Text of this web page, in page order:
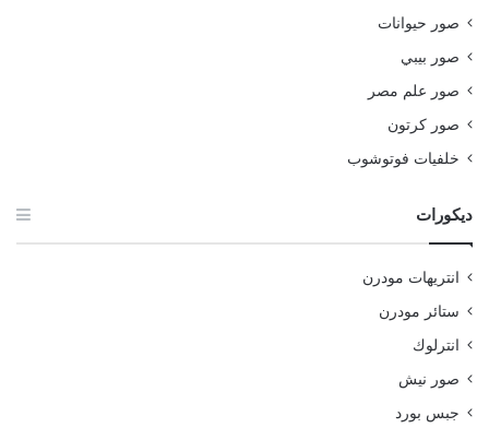
صور حيوانات
صور بيبي
صور علم مصر
صور كرتون
خلفيات فوتوشوب
ديكورات
انتريهات مودرن
ستائر مودرن
انترلوك
صور نيش
جبس بورد